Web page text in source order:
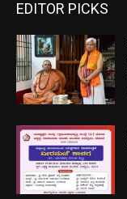
EDITOR PICKS